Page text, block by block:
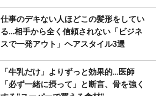
仕事のデキない人ほどこの髪形をしてい
る...相手から全く信頼されない「ビジネ
スで一発アウト」ヘアスタイル3選
「牛乳だけ」よりずっと効果的...医師
「必ず一緒に摂って」と断言、骨を強く